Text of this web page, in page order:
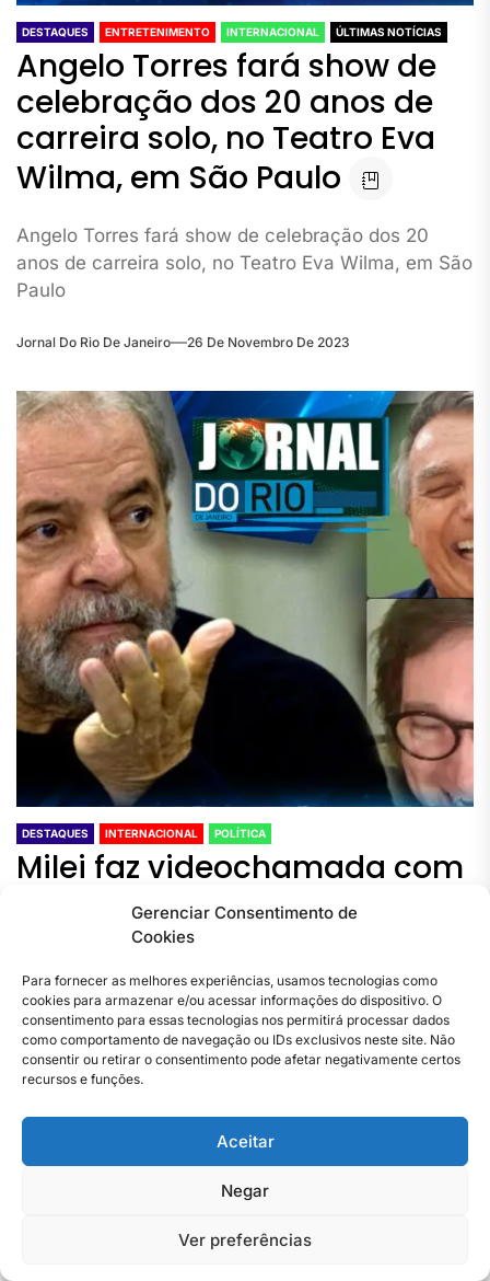
Gerenciar Consentimento de
Cookies
Para fornecer as melhores experiências, usamos tecnologias como
cookies para armazenar e/ou acessar informações do dispositivo. O
consentimento para essas tecnologias nos permitirá processar dados
como comportamento de navegação ou IDs exclusivos neste site. Não
consentir ou retirar o consentimento pode afetar negativamente certos
recursos e funções.
Aceitar
Negar
Ver preferências
DESTAQUES ENTRETENIMENTO INTERNACIONAL ÚLTIMAS NOTÍCIAS
Angelo Torres fará show de
celebração dos 20 anos de
carreira solo, no Teatro Eva
Wilma, em São Paulo
Angelo Torres fará show de celebração dos 20
anos de carreira solo, no Teatro Eva Wilma, em São
Paulo
Jornal Do Rio De Janeiro 26 De Novembro De 2023
DESTAQUES INTERNACIONAL POLÍTICA
Milei faz videochamada com
Bolsonaro mas ainda não
ligou para Lula após vitória
eleitoral
Milei faz videochamada com Bolsonaro mas ainda
não ligou para Lula após vitória eleitoral
Jornal Do Rio De Janeiro 22 De Novembro De 2023